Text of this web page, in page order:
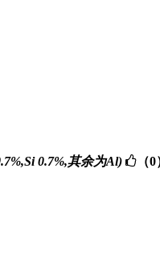
0.7%,其余为Al) （